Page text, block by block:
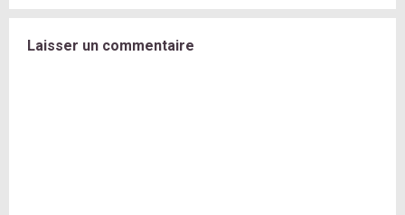
Laisser un commentaire